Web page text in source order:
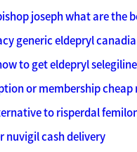
josephwhat are the
generic eldepryl
to get eldepryl
or membership cheap
to risperdal
nuvigil cash delivery